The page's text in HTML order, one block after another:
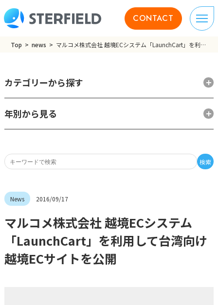
CONTACT
Top news マルコメ株式会社 越境ECシステム「LaunchCart」を利用して台湾向け越境ECサイトを公開
検索
カテゴリーから探す
年別から見る
2016/09/17
マルコメ株式会社 越境ECシステム
「LaunchCart」を利用して台湾向け
越境ECサイトを公開